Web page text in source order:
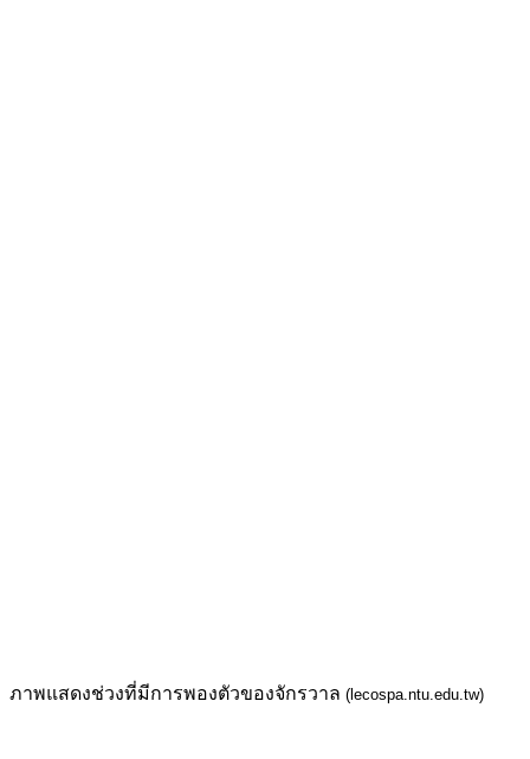
ภาพแสดงช่วงที่มีการพองตัวของจักรวาล (lecospa.ntu.edu.tw)